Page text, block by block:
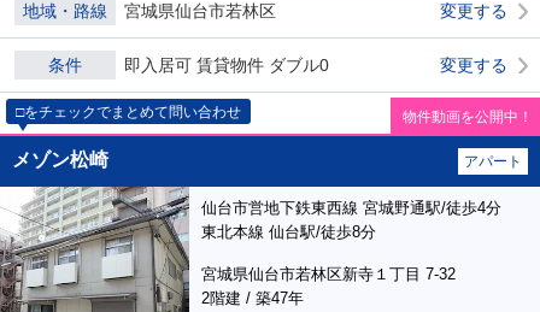
地域・路線 宮城県仙台市若林区 変更する
条件 即入居可 賃貸物件 ダブル0 変更する
□をチェックでまとめて問い合わせ 物件動画を公開中！
メゾン松崎 アパート
仙台市営地下鉄東西線 宮城野通駅/徒歩4分
東北本線 仙台駅/徒歩8分
宮城県仙台市若林区新寺１丁目 7-32
2階建 / 築47年